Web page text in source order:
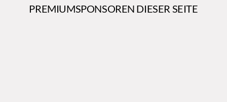
PREMIUMSPONSOREN DIESER SEITE